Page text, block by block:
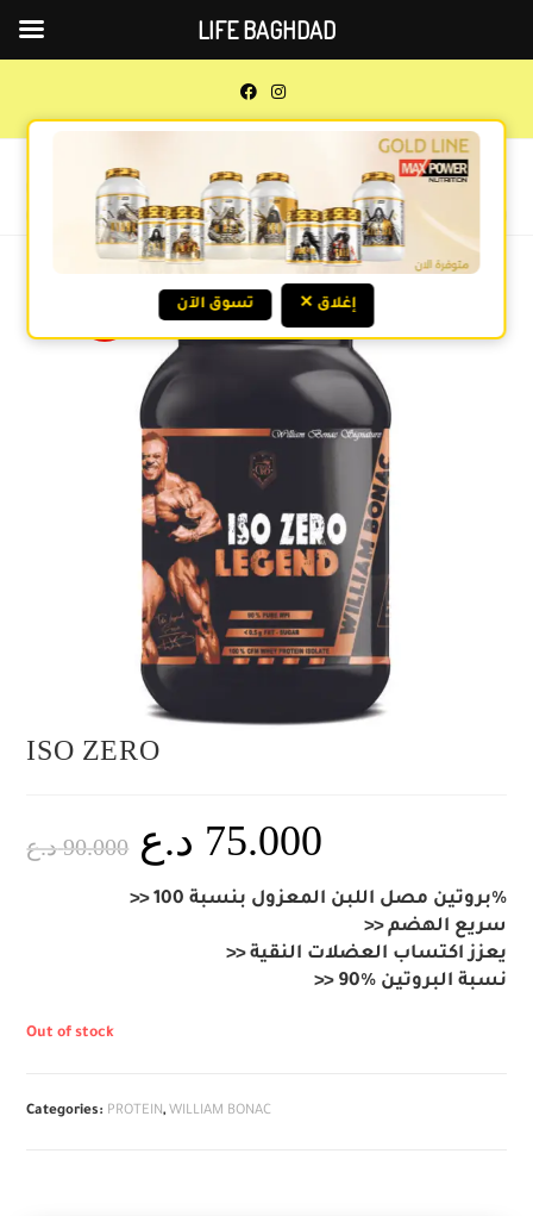
0 MENU
Previous Product Next Product
ISO ZERO
90.000 د.ع 75.000 د.ع
>> بروتين مصل اللبن المعزول بنسبة 100%
>> سريع الهضم
>> يعزز اكتساب العضلات النقية
>> 90% نسبة البروتين
Out of stock
Categories: PROTEIN, WILLIAM BONAC
تسوق الآن ✕ إغلاق
LIFE BAGHDAD